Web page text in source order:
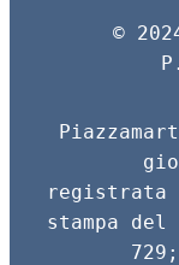
ba
p
p
o
v
©
registrata
stampa